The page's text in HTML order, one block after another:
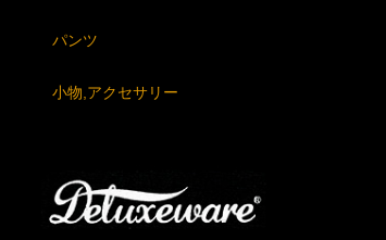
パンツ
小物,アクセサリー